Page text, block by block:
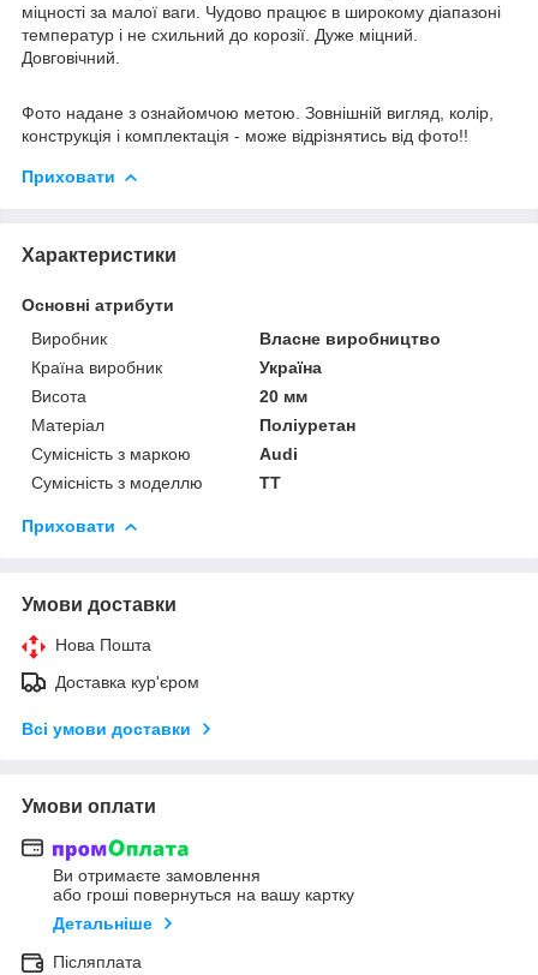
міцності за малої ваги. Чудово працює в широкому діапазоні
температур і не схильний до корозії. Дуже міцний.
Довговічний.
Фото надане з ознайомчою метою. Зовнішній вигляд, колір,
конструкція і комплектація - може відрізнятись від фото!!
Приховати
Характеристики
Основні атрибути
Виробник
Власне виробництво
Країна виробник
Україна
Висота
20 мм
Матеріал
Поліуретан
Сумісність з маркою
Audi
Сумісність з моделлю
TT
Приховати
Умови доставки
Нова Пошта
Доставка кур'єром
Всі умови доставки
Умови оплати
Ви отримаєте замовлення
або гроші повернуться на вашу картку
Детальніше
Післяплата